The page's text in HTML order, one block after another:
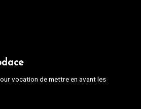
vocation de mettre en avant les